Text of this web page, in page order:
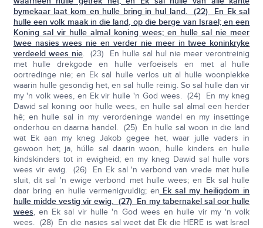
bymekaar laat kom en hulle bring in hul land. (22) En Ek sal
hulle een volk maak in die land, op die berge van Israel; eneen
Koningsal vir hulle almal koning wees; en hulle sal nie meer
twee nasies wees nie en verder nie meer in twee koninkryke
verdeeld wees nie. (23) En hulle sal hul nie meer verontreinig
met hulle drekgode en hulle verfoeisels en met al hulle
oortredinge nie; en Ek sal hulle verlos uit al hulle woonplekke
waarin hulle gesondig het, en sal hulle reinig. So sal hulle dan vir
my 'n volk wees, en Ek vir hulle 'n God wees. (24) En my kneg
Dawid sal koning oor hulle wees, en hulle sal almal een herder
hê; en hulle sal in my verordeninge wandel en my insettinge
onderhou en daarna handel. (25) En hulle sal woon in die land
wat Ek aan my kneg Jakob gegee het, waar julle vaders in
gewoon het; ja, húlle sal daarin woon, hulle kinders en hulle
kindskinders tot in ewigheid; en my kneg Dawid sal hulle vors
wees vir ewig. (26) En Ek sal 'n verbond van vrede met hulle
sluit, dit sal 'n ewige verbond met hulle wees; en Ek sal hulle
daar bring en hulle vermenigvuldig; en Ek sal my heiligdom in
hulle midde vestig vir ewig. (27) En my tabernakel sal oor hulle
wees, en Ek sal vir hulle 'n God wees en hulle vir my 'n volk
wees. (28) En die nasies sal weet dat Ek die HERE is wat Israel